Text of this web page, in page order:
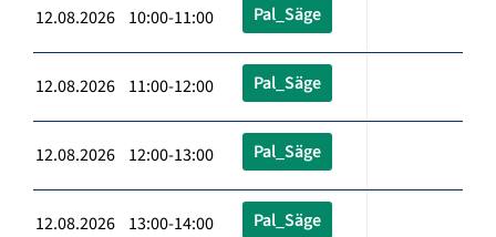
12.08.2026 10:00-11:00 Pal_Säge
12.08.2026 11:00-12:00 Pal_Säge
12.08.2026 12:00-13:00 Pal_Säge
12.08.2026 13:00-14:00 Pal_Säge